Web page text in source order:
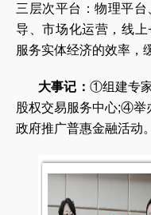
三层次平台：物理平台
导、市场化运营，线
服务实体经济的效率，
大事记： ①组建专
股权交易服务中心;④举
政府推广普惠金融活动。